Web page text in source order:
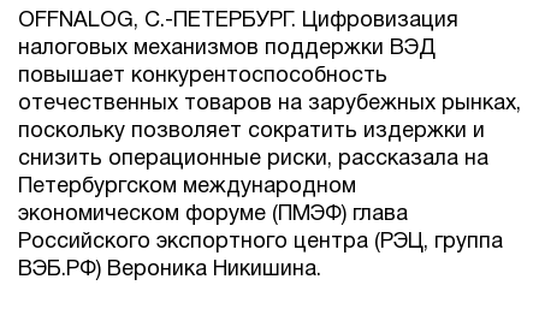
OFFNALOG, С.-ПЕТЕРБУРГ. Цифровизация
налоговых механизмов поддержки ВЭД
повышает конкурентоспособность
отечественных товаров на зарубежных рынках,
поскольку позволяет сократить издержки и
снизить операционные риски, рассказала на
Петербургском международном
экономическом форуме (ПМЭФ) глава
Российского экспортного центра (РЭЦ, группа
ВЭБ.РФ) Вероника Никишина.